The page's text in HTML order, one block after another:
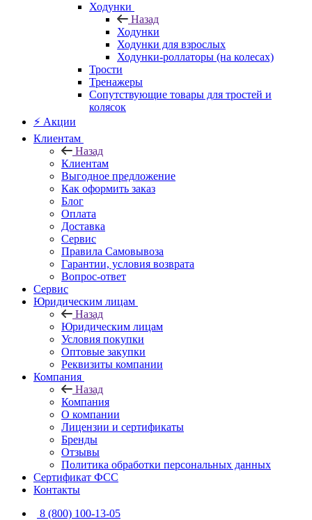
Ходунки
Назад
Ходунки
Ходунки для взрослых
Ходунки-роллаторы (на колесах)
Трости
Тренажеры
Сопутствующие товары для тростей и
колясок
⚡ Акции
Клиентам
Назад
Клиентам
Выгодное предложение
Как оформить заказ
Блог
Оплата
Доставка
Сервис
Правила Самовывоза
Гарантии, условия возврата
Вопрос-ответ
Сервис
Юридическим лицам
Назад
Юридическим лицам
Условия покупки
Оптовые закупки
Реквизиты компании
Компания
Назад
Компания
О компании
Лицензии и сертификаты
Бренды
Отзывы
Политика обработки персональных данных
Сертификат ФСС
Контакты
8 (800) 100-13-05